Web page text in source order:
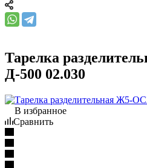
Тарелка
Д-500 02.030
В избранное
Сравнить